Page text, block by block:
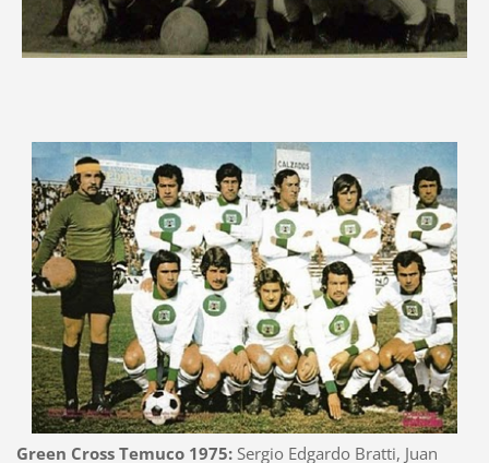
Green Cross Temuco 1975:Sergio Edgardo Bratti, Juan